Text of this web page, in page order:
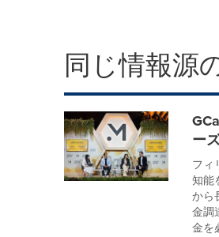
同じ情報源
ー
フィ
知能
から
金調
金を